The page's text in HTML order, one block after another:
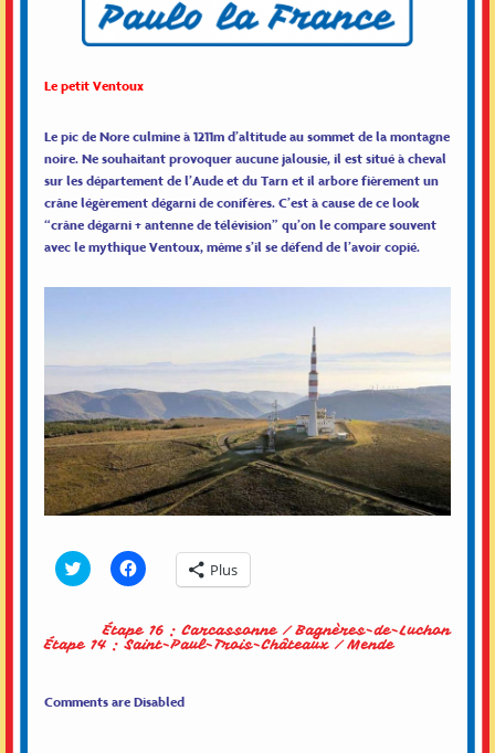
Le petit Ventoux
Le pic de Nore culmine à 1211m d’altitude au sommet de la montagne
noire. Ne souhaitant provoquer aucune jalousie, il est situé à cheval
sur les département de l’Aude et du Tarn et il arbore fièrement un
crâne légèrement dégarni de conifères. C’est à cause de ce look
“crâne dégarni + antenne de télévision” qu’on le compare souvent
avec le mythique Ventoux, même s’il se défend de l’avoir copié.
Click
to
Twitter(ouvre
dans
une
Cliquez
pour
partager
Facebook(ouvre
dans
une
Plus
Étape 16 : Carcassonne / Bagnères-de-Luchon
Étape 14 : Saint-Paul-Trois-Châteaux / Mende
Comments are Disabled